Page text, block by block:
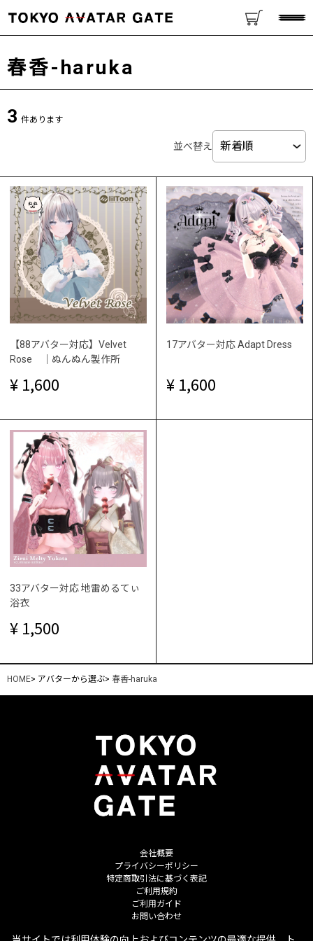
春香-haruka
3 件あります
並べ替え
【88アバター対応】Velvet
Rose ｜ぬんぬん製作所
1,600
17アバター対応 Adapt Dress
1,600
33アバター対応 地雷めるてぃ
浴衣
1,500
HOME> アバターから選ぶ> 春香-haruka
会社概要
プライバシーポリシー
特定商取引法に基づく表記
ご利用規約
ご利用ガイド
お問い合わせ